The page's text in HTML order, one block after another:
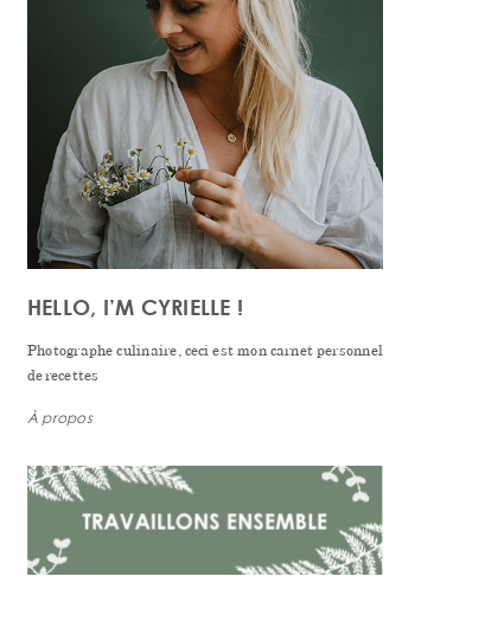
HELLO, I’M CYRIELLE !
Photographe culinaire, ceci est mon carnet personnel
de recettes
À propos